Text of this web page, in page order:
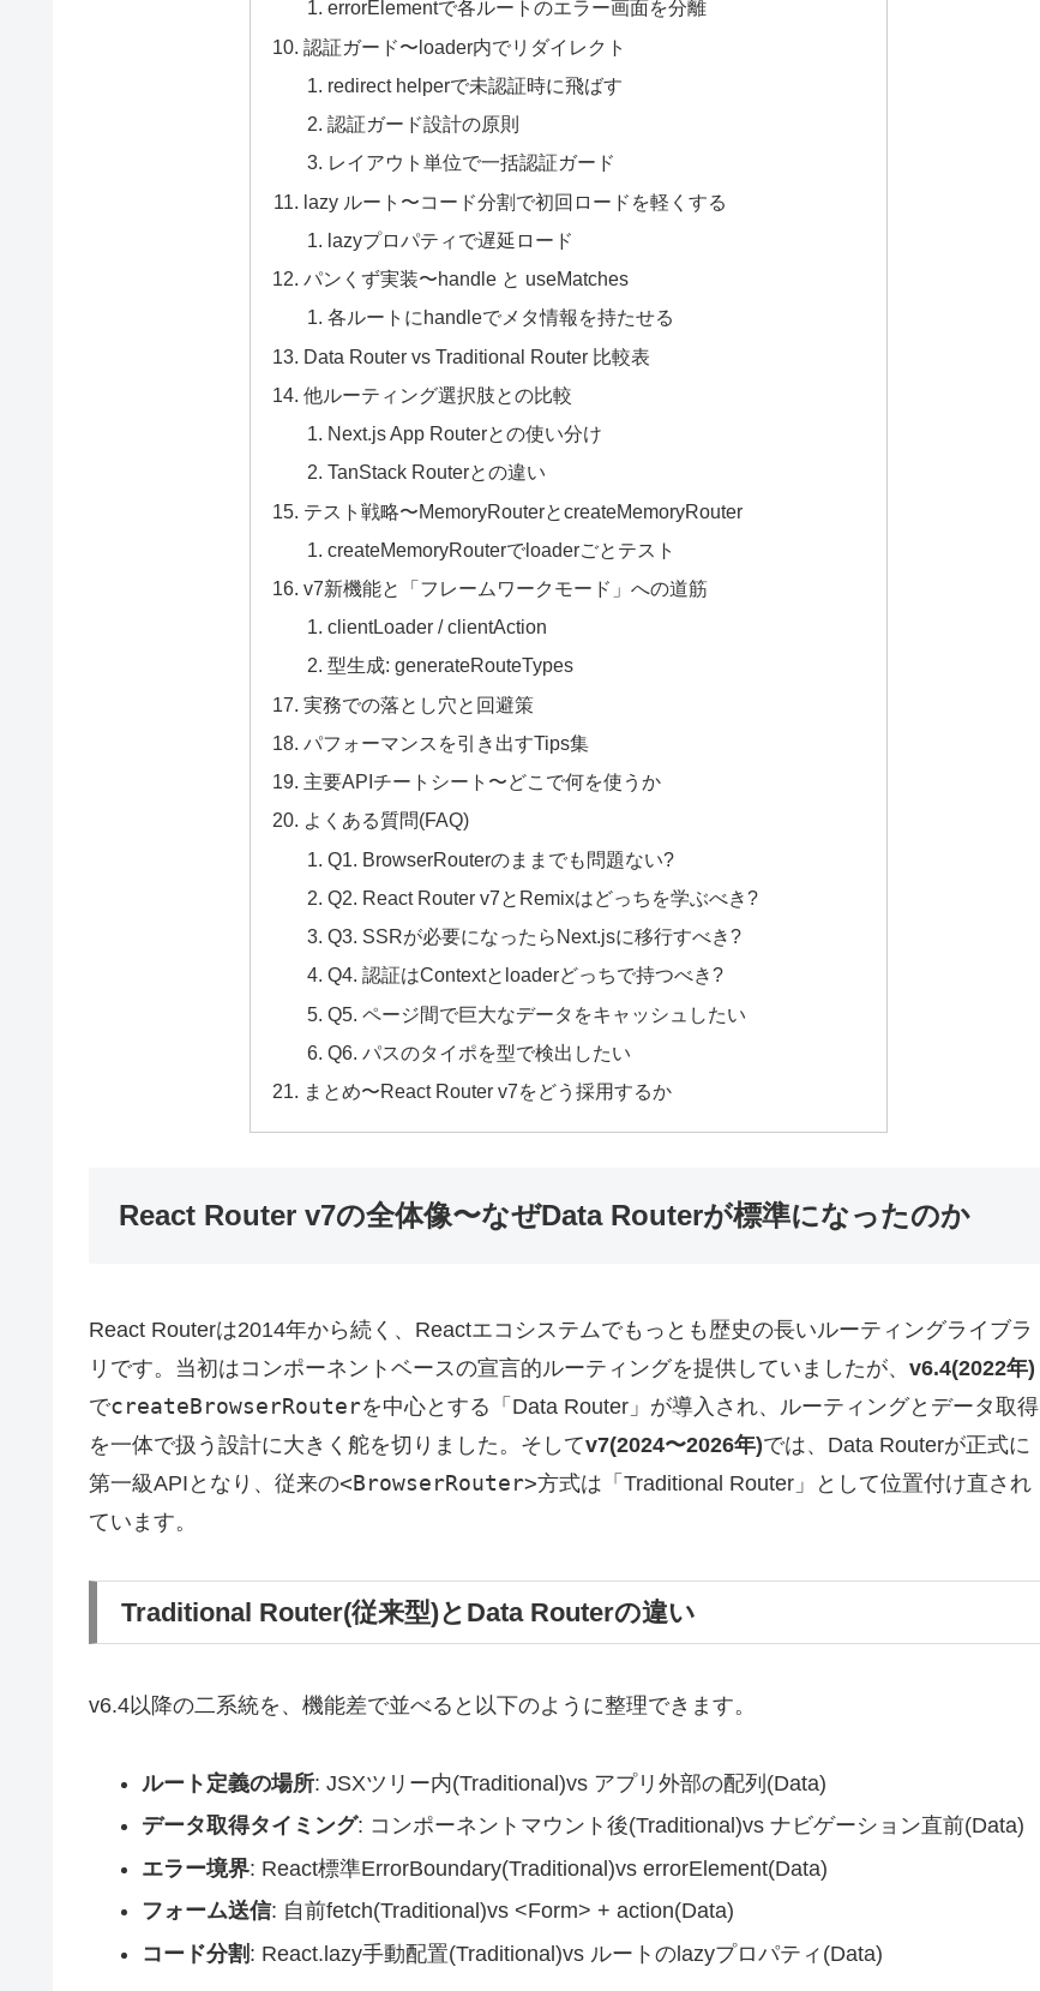
errorElementで各ルートのエラー画面を分離
認証ガード〜loader内でリダイレクト
redirect helperで未認証時に飛ばす
認証ガード設計の原則
レイアウト単位で一括認証ガード
lazy ルート〜コード分割で初回ロードを軽くする
lazyプロパティで遅延ロード
パンくず実装〜handle と useMatches
各ルートにhandleでメタ情報を持たせる
Data Router vs Traditional Router 比較表
他ルーティング選択肢との比較
Next.js App Routerとの使い分け
TanStack Routerとの違い
テスト戦略〜MemoryRouterとcreateMemoryRouter
createMemoryRouterでloaderごとテスト
v7新機能と「フレームワークモード」への道筋
clientLoader / clientAction
型生成: generateRouteTypes
実務での落とし穴と回避策
パフォーマンスを引き出すTips集
主要APIチートシート〜どこで何を使うか
よくある質問(FAQ)
Q1. BrowserRouterのままでも問題ない?
Q2. React Router v7とRemixはどっちを学ぶべき?
Q3. SSRが必要になったらNext.jsに移行すべき?
Q4. 認証はContextとloaderどっちで持つべき?
Q5. ページ間で巨大なデータをキャッシュしたい
Q6. パスのタイポを型で検出したい
まとめ〜React Router v7をどう採用するか
React Router v7の全体像〜なぜData Routerが標準になったのか
React Routerは2014年から続く、Reactエコシステムでもっとも歴史の長いルーティングライブラ
リです。当初はコンポーネントベースの宣言的ルーティングを提供していましたが、 v6.4(2022年)
でcreateBrowserRouterを中心とする「Data Router」が導入され、ルーティングとデータ取得
を一体で扱う設計に大きく舵を切りました。そしてv7(2024〜2026年)では、Data Routerが正式に
第一級APIとなり、従来の<BrowserRouter>方式は「Traditional Router」として位置付け直され
ています。
Traditional Router(従来型)とData Routerの違い
v6.4以降の二系統を、機能差で並べると以下のように整理できます。
ルート定義の場所: JSXツリー内(Traditional)vs アプリ外部の配列(Data)
データ取得タイミング: コンポーネントマウント後(Traditional)vs ナビゲーション直前(Data)
エラー境界: React標準ErrorBoundary(Traditional)vs errorElement(Data)
フォーム送信: 自前fetch(Traditional)vs <Form> + action(Data)
コード分割 : React.lazy手動配置(Traditional)vs ルートのlazyプロパティ(Data)